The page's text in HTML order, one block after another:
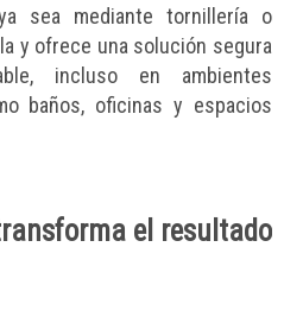
sea mediante tornillería o
y ofrece una solución segura
incluso en ambientes
baños, oficinas y espacios
el resultado